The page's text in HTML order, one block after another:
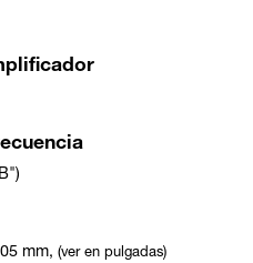
mm, (ver en pulgadas)